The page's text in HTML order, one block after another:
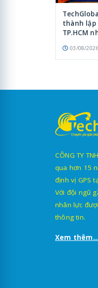
thành lập
TP.HCM
03/08/2026
CÔNG TY
qua hơn 15
định vị GPS
Với đội ngũ
nhân lực
thông tin.
Xem thêm...